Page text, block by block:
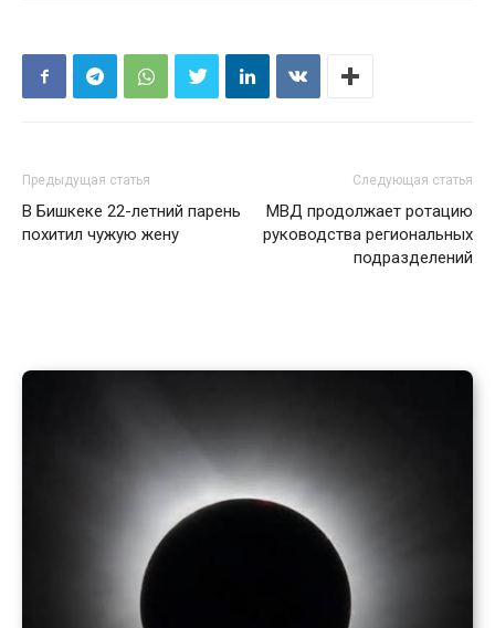
Предыдущая статья
В Бишкеке 22-летний парень
похитил чужую жену
Следующая статья
МВД продолжает ротацию
руководства региональных
подразделений